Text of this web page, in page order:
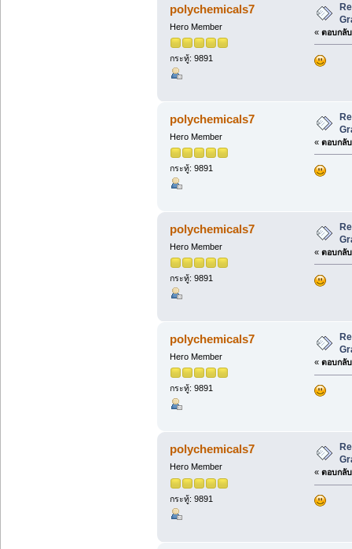
polychemicals7
Hero Member
กระทู้: 9891
« ตอบกลั
polychemicals7
Hero Member
กระทู้: 9891
« ตอบกลั
polychemicals7
Hero Member
กระทู้: 9891
« ตอบกลั
polychemicals7
Hero Member
กระทู้: 9891
« ตอบกลั
polychemicals7
Hero Member
กระทู้: 9891
« ตอบกลั